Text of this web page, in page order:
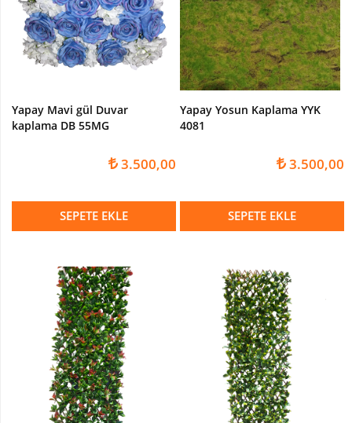
Yapay
Zeytin
Ağacı
Yapay
BEGONVİL
Yapay Mavi gül Duvar
kaplama DB 55MG
3.500,00
SEPETE EKLE
Yapay Yosun Kaplama YYK
4081
3.500,00
SEPETE EKLE